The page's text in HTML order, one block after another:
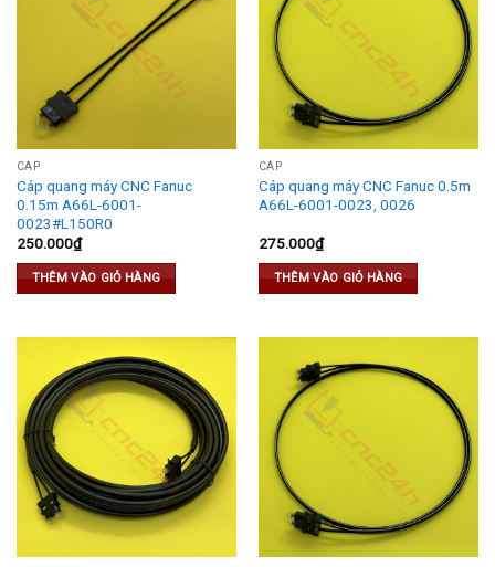
CÁP
Cáp quang máy CNC Fanuc
0.15m A66L-6001-
0023#L150R0
250.000₫
THÊM VÀO GIỎ HÀNG
CÁP
Cáp quang máy CNC Fanuc 0.5m
A66L-6001-0023, 0026
275.000₫
THÊM VÀO GIỎ HÀNG